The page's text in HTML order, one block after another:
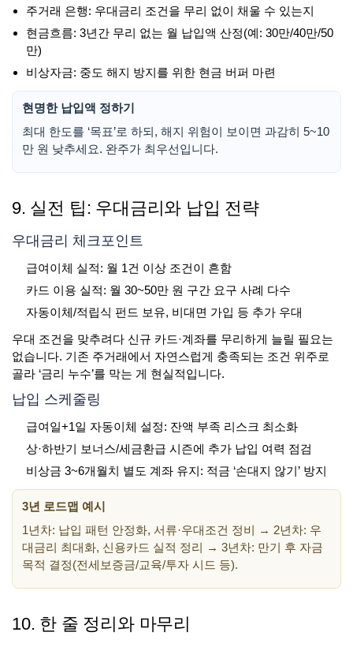
주거래 은행: 우대금리 조건을 무리 없이 채울 수 있는지
현금흐름: 3년간 무리 없는 월 납입액 산정(예: 30만/40만/50
만)
비상자금: 중도 해지 방지를 위한 현금 버퍼 마련
현명한 납입액 정하기
최대 한도를 ‘목표’로 하되, 해지 위험이 보이면 과감히 5~10
만 원 낮추세요. 완주가 최우선입니다.
9. 실전 팁: 우대금리와 납입 전략
우대금리 체크포인트
급여이체 실적: 월 1건 이상 조건이 흔함
카드 이용 실적: 월 30~50만 원 구간 요구 사례 다수
자동이체/적립식 펀드 보유, 비대면 가입 등 추가 우대
우대 조건을 맞추려다 신규 카드·계좌를 무리하게 늘릴 필요는
없습니다. 기존 주거래에서 자연스럽게 충족되는 조건 위주로
골라 ‘금리 누수’를 막는 게 현실적입니다.
납입 스케줄링
급여일+1일 자동이체 설정: 잔액 부족 리스크 최소화
상·하반기 보너스/세금환급 시즌에 추가 납입 여력 점검
비상금 3~6개월치 별도 계좌 유지: 적금 ‘손대지 않기’ 방지
3년 로드맵 예시
1년차: 납입 패턴 안정화, 서류·우대조건 정비 → 2년차: 우
대금리 최대화, 신용카드 실적 정리 → 3년차: 만기 후 자금
목적 결정(전세보증금/교육/투자 시드 등).
10. 한 줄 정리와 마무리